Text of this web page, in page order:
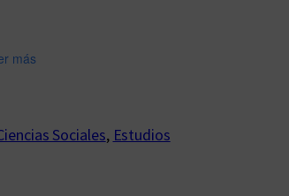
más
Sociales, Estudios